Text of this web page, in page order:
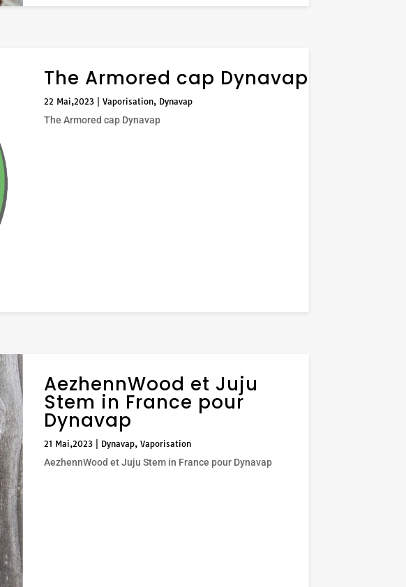
The Armored cap Dynavap
22 Mai,2023| Vaporisation, Dynavap
The Armored cap Dynavap
AezhennWood et Juju
Stem in France pour
Dynavap
21 Mai,2023| Dynavap, Vaporisation
AezhennWood et Juju Stem in France pour Dynavap